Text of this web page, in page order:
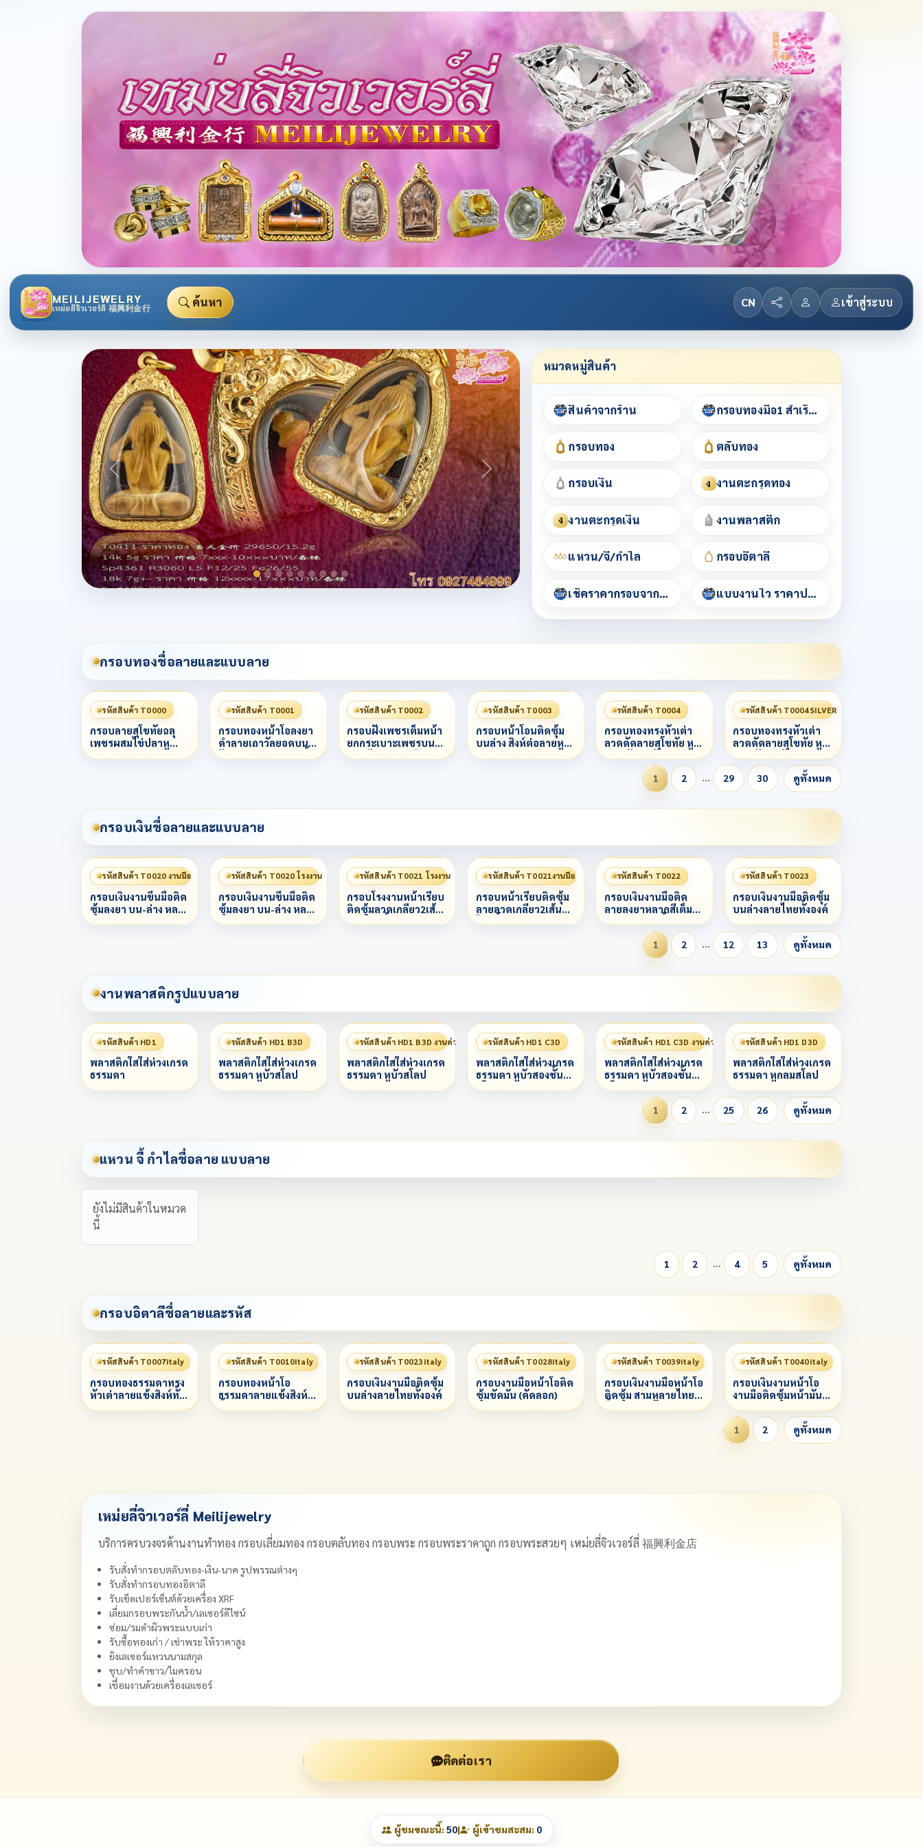
MEILIJEWELRY
เหม่ยลี่จิวเวอร์ลี่ 福興利金行 ค้นหา CN เข้าสู่ระบบ
หมวดหมู่สินค้า
สินค้าจากร้าน กรอบทองมือ1 สำเร็จรูป
กรอบทอง ตลับทอง
กรอบเงิน ง งานตะกรุดทอง
ง งานตะกรุดเงิน งานพลาสติก
แหวน/จี้/กำไล กรอบอิตาลี
เช็คราคากรอบจากชื่อพระ แบบงานไว ราคาประหยัด
กรอบทองชื่อลายและแบบลาย
รหัสสินค้า T0000
กรอบลายสุโขทัยฉลุ
เพชรผสมไข่ปลาหู
เพชรกระต่ายลวด
รหัสสินค้า T0001
กรอบทองหน้าโอลงยา
ดำลายเถาวัลยอดบน
ฝังเพชรCzทรงหยดน้ำ
รหัสสินค้า T0002
กรอบฝังเพชรเต็มหน้า
ยกกระเบาะเพชรบน
ล่าง ข้างลวดเกลียวสาม
รหัสสินค้า T0003
กรอบหน้าโอนติดซุ้ม
บนล่าง สิงห์ต่อลายหู
ติดลวด ตาสิงห์
รหัสสินค้า T0004
กรอบทองทรงหัวเต่า
ลวดดัดลายสุโขทัย หู
ลวด หัวเต่าฝังเพชร
ตรงกลางยกกนฝระ
เบาะฝันเพชร
รหัสสินค้า T0004SILVER
กรอบทองทรงหัวเต่า
ลวดดัดลายสุโขทัย หู
ลวด หัวเต่าฝังเพชร
ตรงกลางยกกนฝระ
เบาะฝันเพชร
1 2 … 29 30 ดูทั้งหมด
กรอบเงินชื่อลายและแบบลาย
รหัสสินค้า T0020 งานมือ
กรอบเงินงานขึ้นมือติด
ซุ้มลงยา บน-ล่าง หลาก
สี
รหัสสินค้า T0020 โรงงาน
กรอบเงินงานขึ้นมือติด
ซุ้มลงยา บน-ล่าง หลาก
สี
รหัสสินค้า T0021 โรงงาน
กรอบโรงงานหน้าเรียบ
ติดซุ้มลวดเกลียว2เส้น
ลายไทยทั้งองค์
รหัสสินค้า T0021งานมือ
กรอบหน้าเรียบติดซุ้ม
ลายลวดเกลียว2เส้น
ไทยทั้งองค์
รหัสสินค้า T0022
กรอบเงินงานมือติด
ลายลงยาหลากสีเต็ม
หน้าลวดสามชั้น
รหัสสินค้า T0023
กรอบเงินงานมือติดซุ้ม
บนล่างลายไทยทั้งองค์
1 2 … 12 13 ดูทั้งหมด
งานพลาสติกรูปแบบลาย
รหัสสินค้า HD1
พลาสติกใสใส่ห่วงเกรด
ธรรมดา
รหัสสินค้า HD1 B3D
พลาสติกใสใส่ห่วงเกรด
ธรรมดา หูบัวสโลป
รหัสสินค้า HD1 B3D งานด่วน 赶工
พลาสติกใสใส่ห่วงเกรด
ธรรมดา หูบัวสโลป
รหัสสินค้า HD1 C3D
พลาสติกใสใส่ห่วงเกรด
ธรรมดา หูบัวสองชั้น
สโลป
รหัสสินค้า HD1 C3D งานด่วน 赶工
พลาสติกใสใส่ห่วงเกรด
ธรรมดา หูบัวสองชั้น
สโลป
รหัสสินค้า HD1 D3D
พลาสติกใสใส่ห่วงเกรด
ธรรมดา หูกลมสโลป
1 2 … 25 26 ดูทั้งหมด
แหวน จี้ กำไลชื่อลาย แบบลาย
ยังไม่มีสินค้าในหมวด
นี้
1 2 … 4 5 ดูทั้งหมด
กรอบอิตาลีชื่อลายและรหัส
รหัสสินค้า T0007italy
กรอบทองธรรมดาทรง
หัวเต่าลายแข้งสิงห์ทั้ง
องค์
รหัสสินค้า T0010italy
กรอบทองหน้าโอ
ธรรมดาลายแข้งสิงห์
ทั้งองค์
รหัสสินค้า T0023italy
กรอบเงินงานมือติดซุ้ม
บนล่างลายไทยทั้งองค์
รหัสสินค้า T0028italy
กรอบงานมือหน้าโอติด
ซุ้มขัดมัน (คัดลอก)
รหัสสินค้า T0039italy
กรอบเงินงานมือหน้าโอ
ติดซุ้ม สามหูลายไทย
ทั้งองค์
รหัสสินค้า T0040italy
กรอบเงินงานหน้าโอ
งานมือติดซุ้มหน้ามัน
(คัดลอก)
1
2 ดูทั้งหมด
เหม่ยลี่จิวเวอร์ลี่ Meilijewelry
บริการครบวงจรด้านงานทำทอง กรอบเลี่ยมทอง กรอบตลับทอง กรอบพระ กรอบพระราคาถูก กรอบพระสวยๆ เหม่ยลี่จิวเวอร์ลี่ 福興利金店
รับสั่งทำกรอบตลับทอง-เงิน-นาค รูปพรรณต่างๆ
รับสั่งทำกรอบทองอิตาลี
รับเช็ดเปอร์เซ็นต์ด้วยเครื่อง XRF
เลี่ยมกรอบพระกันน้ำ/เลเซอร์ดีไซน์
ซ่อม/รมดำผิวพระแบบเก่า
รับซื้อทองเก่า / เช่าพระ ให้ราคาสูง
ยิงเลเซอร์แหวนนามสกุล
ชุบ/ทำคำขาว/ไมครอน
เชื่อมงานด้วยเครื่องเลเซอร์
ติดต่อเรา
ผู้ชมขณะนี้: 50| ผู้เข้าชมสะสม: 0